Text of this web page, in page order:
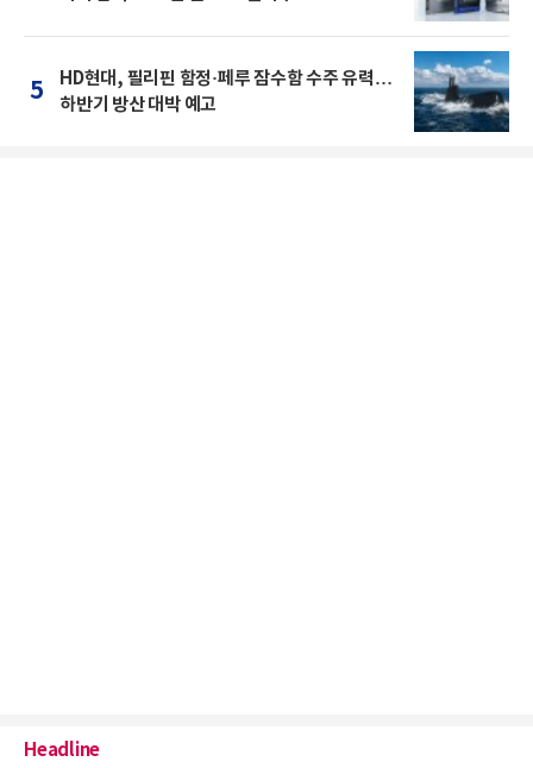
5
HD현대, 필리핀 함정·페루 잠수함 수주 유력…
하반기 방산 대박 예고
Headline